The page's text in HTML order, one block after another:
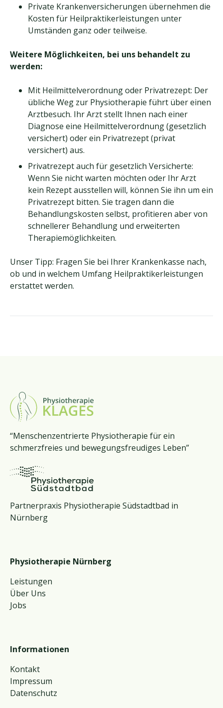
Private Krankenversicherungen übernehmen die
Kosten für Heilpraktikerleistungen unter
Umständen ganz oder teilweise.
Weitere Möglichkeiten, bei uns behandelt zu
werden:
Mit Heilmittelverordnung oder Privatrezept: Der
übliche Weg zur Physiotherapie führt über einen
Arztbesuch. Ihr Arzt stellt Ihnen nach einer
Diagnose eine Heilmittelverordnung (gesetzlich
versichert) oder ein Privatrezept (privat
versichert) aus.
Privatrezept auch für gesetzlich Versicherte:
Wenn Sie nicht warten möchten oder Ihr Arzt
kein Rezept ausstellen will, können Sie ihn um ein
Privatrezept bitten. Sie tragen dann die
Behandlungskosten selbst, profitieren aber von
schnellerer Behandlung und erweiterten
Therapiemöglichkeiten.
Unser Tipp: Fragen Sie bei Ihrer Krankenkasse nach,
ob und in welchem Umfang Heilpraktikerleistungen
erstattet werden.
“Menschenzentrierte Physiotherapie für ein
schmerzfreies und bewegungsfreudiges Leben”
Partnerpraxis Physiotherapie Südstadtbad in
Nürnberg
Physiotherapie Nürnberg
Leistungen
Über Uns
Jobs
Informationen
Kontakt
Impressum
Datenschutz